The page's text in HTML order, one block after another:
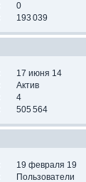
0
193 039
17 июня 14
Актив
4
505 564
19 февраля 19
Пользователи